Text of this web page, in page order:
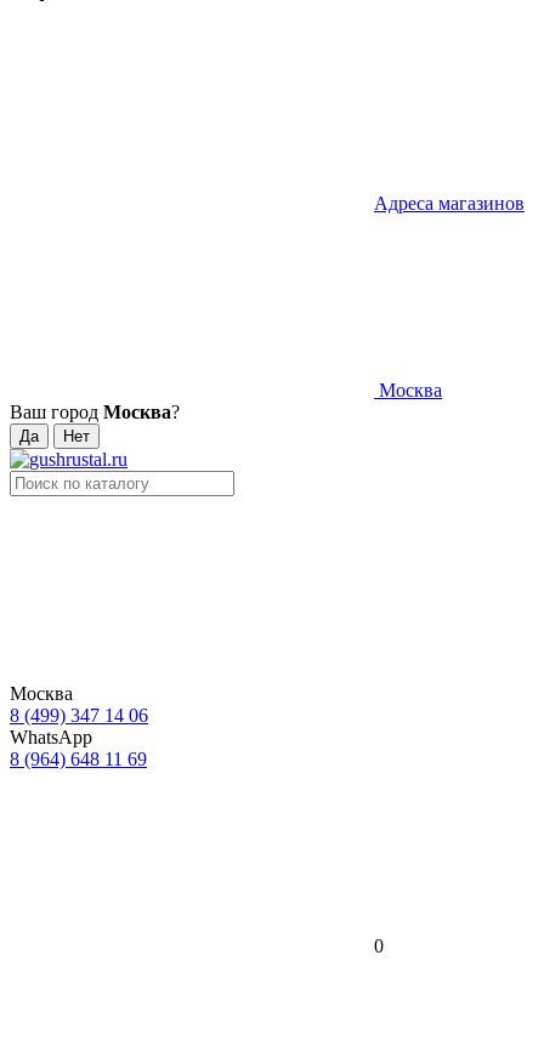
Адреса магазинов
Москва
Ваш город Москва?
Москва
8 (499) 347 14 06
WhatsApp
8 (964) 648 11 69
0